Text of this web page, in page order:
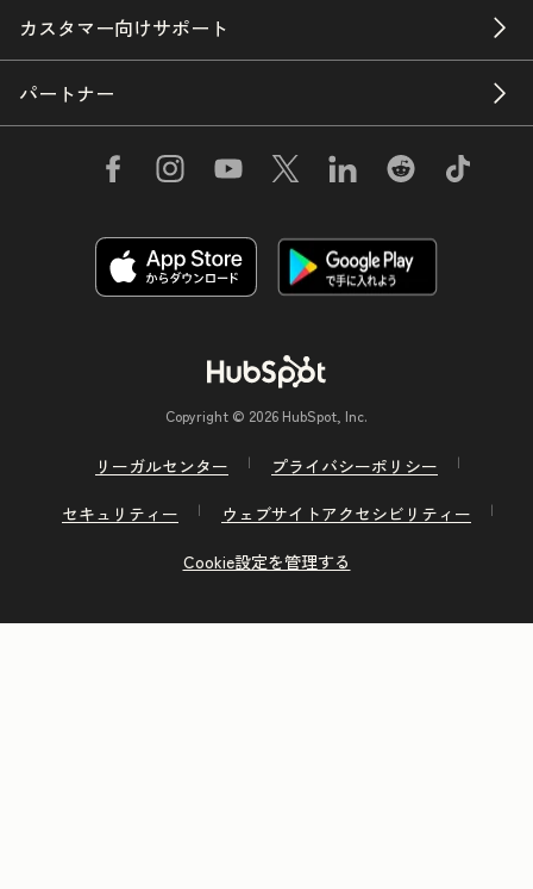
カスタマー向けサポート
パートナー
Copyright © 2026 HubSpot, Inc.
リーガルセンター
プライバシーポリシー
セキュリティー
ウェブサイトアクセシビリティー
Cookie設定を管理する